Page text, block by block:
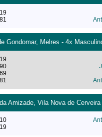
Gondomar, Melres - 4x
Amizade, Vila Nova de